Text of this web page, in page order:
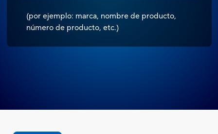
(por ejemplo: marca, nombre de producto,
número de producto, etc.)